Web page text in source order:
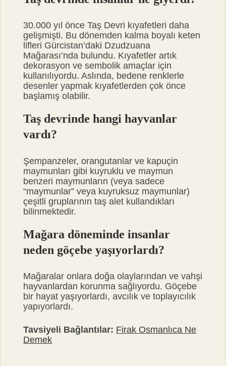
30.000 yıl önce Taş Devri kıyafetleri daha
gelişmişti. Bu dönemden kalma boyalı keten
lifleri Gürcistan’daki Dzudzuana
Mağarası’nda bulundu. Kıyafetler artık
dekorasyon ve sembolik amaçlar için
kullanılıyordu. Aslında, bedene renklerle
desenler yapmak kıyafetlerden çok önce
başlamış olabilir.
Taş devrinde hangi hayvanlar
vardı?
Şempanzeler, orangutanlar ve kapuçin
maymunları gibi kuyruklu ve maymun
benzeri maymunların (veya sadece
“maymunlar” veya kuyruksuz maymunlar)
çeşitli gruplarının taş alet kullandıkları
bilinmektedir.
Mağara döneminde insanlar
neden göçebe yaşıyorlardı?
Mağaralar onlara doğa olaylarından ve vahşi
hayvanlardan korunma sağlıyordu. Göçebe
bir hayat yaşıyorlardı, avcılık ve toplayıcılık
yapıyorlardı.
Tavsiyeli Bağlantılar: Firak Osmanlıca Ne
Demek